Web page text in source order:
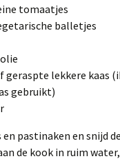
tomaatjes
balletjes
geraspte lekkere kaas
gebruikt)
en pastinaken en snijd
de kook in ruim